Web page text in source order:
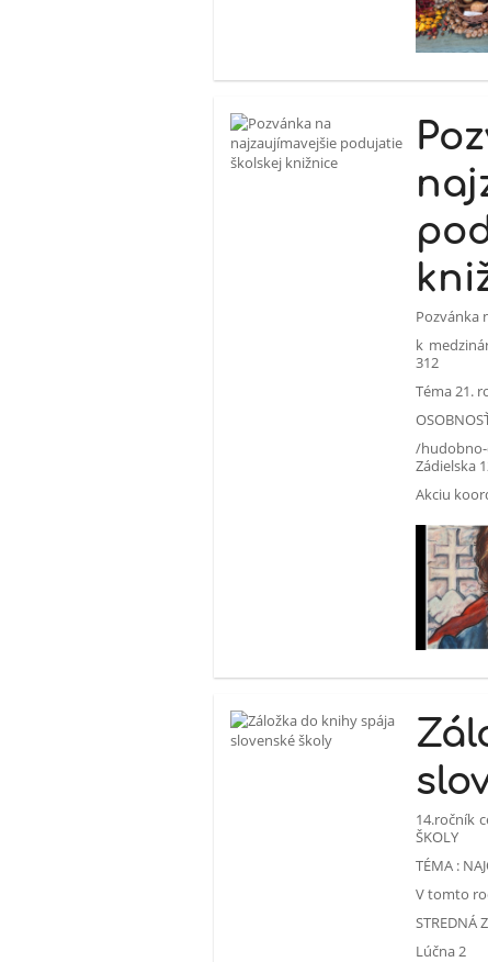
Pozvánka
k
312
Téma 21.
/
Zádielska
Akciu
14.ročník
ŠKOLY
TÉMA :
V tomto
STREDNÁ
Lúčna 2